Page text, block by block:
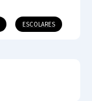
ESCOLARES